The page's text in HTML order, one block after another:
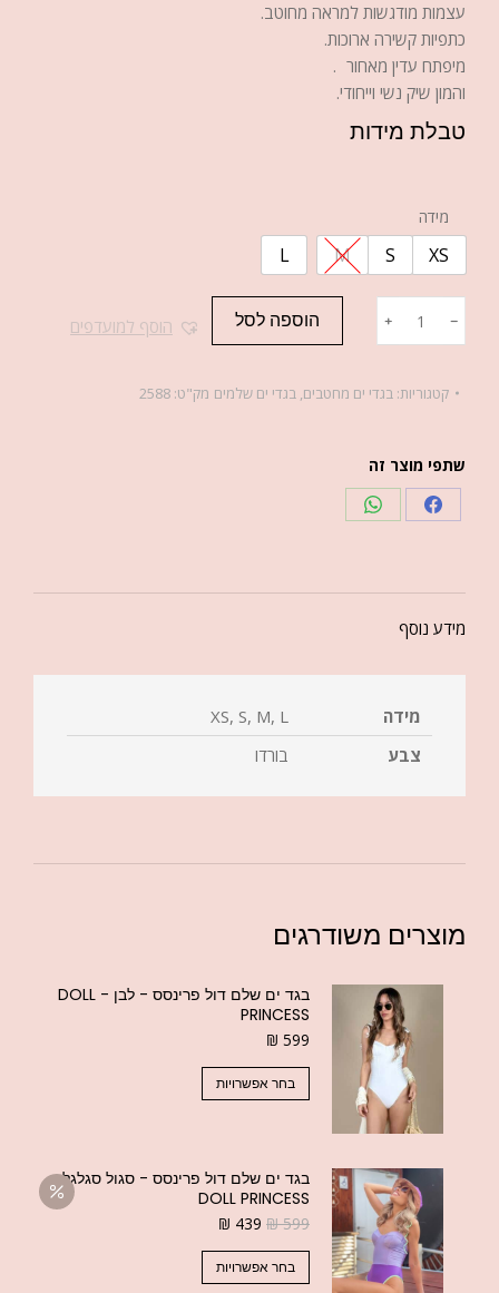
עצמות מודגשות למראה מחוטב.
כתפיות קשירה ארוכות.
מיפתח עדין מאחור .
והמון שיק נשי וייחודי.
טבלת מידות
מידה
XS
S
M
L
﹣
﹢ הוספה לסל הוסף למועדפים
קטגוריות: בגדי ים מחטבים, בגדי ים שלמים מק"ט: 2588
שתפי מוצר זה
מידע נוסף
מידה
XS, S, M, L
צבע
בורדו
מוצרים משודרגים
בגד ים שלם דול פרינסס - לבן - DOLL
PRINCESS
₪ 599
בחר אפשרויות
בגד ים שלם דול פרינסס - סגול סגלגל -
DOLL PRINCESS
₪599
₪ 439
בחר אפשרויות